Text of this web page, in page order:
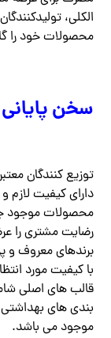
الکلی،
محصولات خود را
سخن پایانی
توزیع کنندگان
دارای کیفیت لازم
محصولات موجود
برندهای معروف و
با کیفیت مورد
بندی های
موجود می باشد.